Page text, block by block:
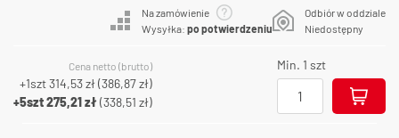
Na zamówienie
Wysyłka: po potwierdzeniu
Odbiór w oddziale
Niedostępny
Cena netto (brutto)
+1szt314,53 zł(386,87 zł)
+5szt275,21 zł(338,51 zł)
Min. 1 szt